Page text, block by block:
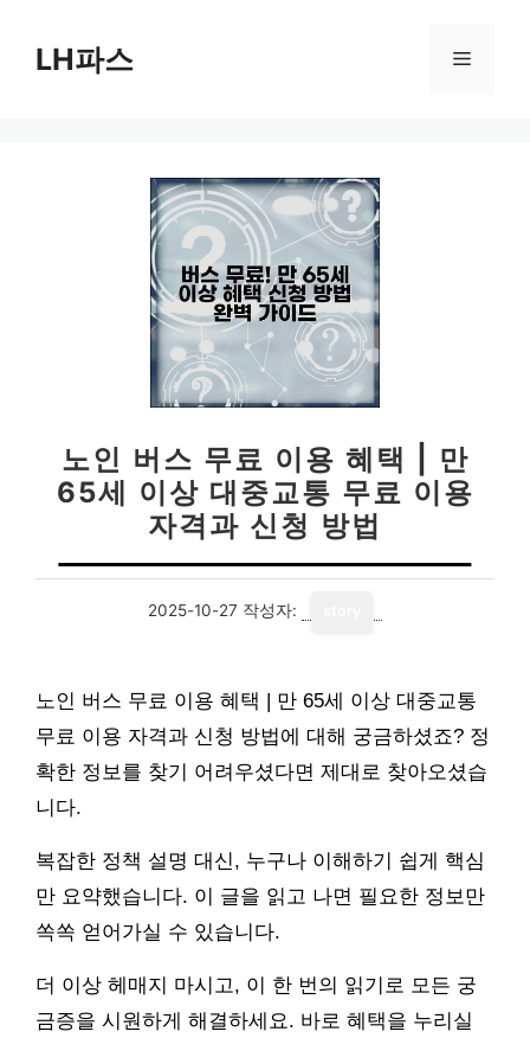
LH파스 메
노인 버스 무료 이용 혜택 | 만
65세 이상 대중교통 무료 이용
자격과 신청 방법
2025-10-27 작성자:
노인 버스 무료 이용 혜택 | 만 65세 이상 대중교통
무료 이용 자격과 신청 방법에 대해 궁금하셨죠? 정
확한 정보를 찾기 어려우셨다면 제대로 찾아오셨습
니다.
복잡한 정책 설명 대신, 누구나 이해하기 쉽게 핵심
만 요약했습니다. 이 글을 읽고 나면 필요한 정보만
쏙쏙 얻어가실 수 있습니다.
더 이상 헤매지 마시고, 이 한 번의 읽기로 모든 궁
금증을 시원하게 해결하세요. 바로 혜택을 누리실